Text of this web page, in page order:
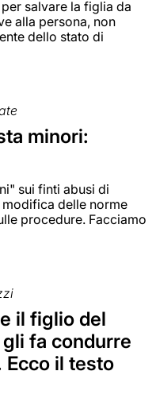
salvare la figlia da
alla persona, non
dello stato di
minori:
sui finti abusi di
delle norme
procedure. Facciamo
il figlio del
fa condurre
Ecco il testo